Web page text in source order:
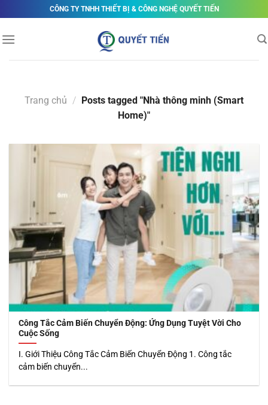
to
content
CÔNG TY TNHH THIẾT BỊ & CÔNG NGHỆ QUYẾT TIẾN
Trang chủ / Posts tagged "Nhà thông minh (Smart
Home)"
Công Tắc Cảm Biến Chuyển Động: Ứng Dụng Tuyệt Vời Cho
Cuộc Sống
I. Giới Thiệu Công Tắc Cảm Biến Chuyển Động 1. Công tắc
cảm biến chuyển...